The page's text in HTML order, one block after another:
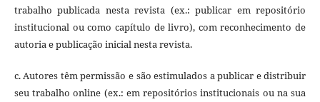
trabalho publicada nesta revista (ex.: publicar em repositório
institucional ou como capítulo de livro), com reconhecimento de
autoria e publicação inicial nesta revista.
c. Autores têm permissão e são estimulados a publicar e distribuir
seu trabalho online (ex.: em repositórios institucionais ou na sua